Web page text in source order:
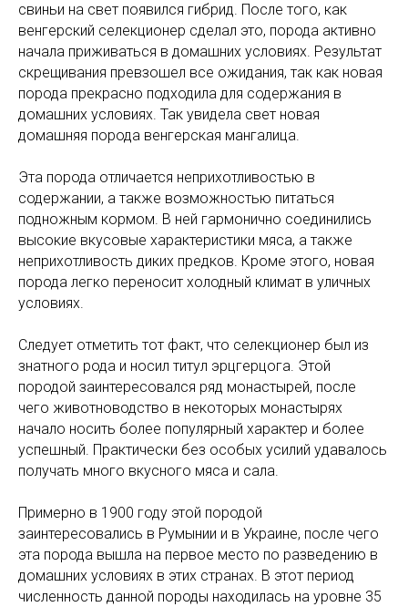
свиньи на свет появился гибрид. После того, как
венгерский селекционер сделал это, порода активно
начала приживаться в домашних условиях. Результат
скрещивания превзошел все ожидания, так как новая
порода прекрасно подходила для содержания в
домашних условиях. Так увидела свет новая
домашняя порода венгерская мангалица.
Эта порода отличается неприхотливостью в
содержании, а также возможностью питаться
подножным кормом. В ней гармонично соединились
высокие вкусовые характеристики мяса, а также
неприхотливость диких предков. Кроме этого, новая
порода легко переносит холодный климат в уличных
условиях.
Следует отметить тот факт, что селекционер был из
знатного рода и носил титул эрцгерцога. Этой
породой заинтересовался ряд монастырей, после
чего животноводство в некоторых монастырях
начало носить более популярный характер и более
успешный. Практически без особых усилий удавалось
получать много вкусного мяса и сала.
Примерно в 1900 году этой породой
заинтересовались в Румынии и в Украине, после чего
эта порода вышла на первое место по разведению в
домашних условиях в этих странах. В этот период
численность данной породы находилась на уровне 35